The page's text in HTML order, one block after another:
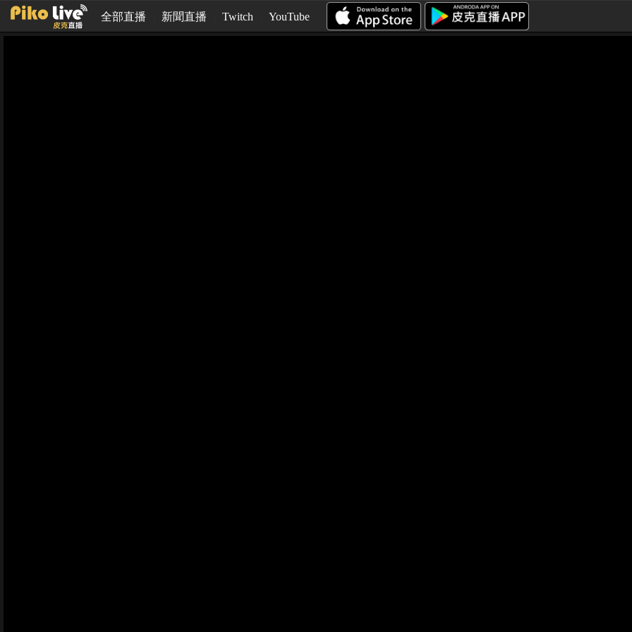
全部直播 新聞直播 Twitch YouTube